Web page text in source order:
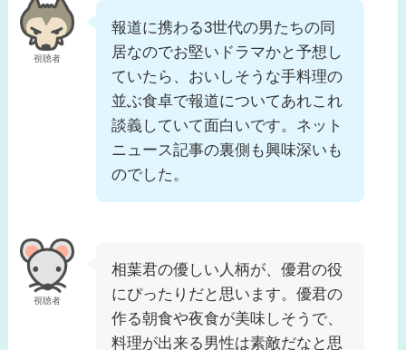
視聴者
報道に携わる3世代の男たちの同
居なのでお堅いドラマかと予想し
ていたら、おいしそうな手料理の
並ぶ食卓で報道についてあれこれ
談義していて面白いです。ネット
ニュース記事の裏側も興味深いも
のでした。
視聴者
相葉君の優しい人柄が、優君の役
にぴったりだと思います。優君の
作る朝食や夜食が美味しそうで、
料理が出来る男性は素敵だなと思